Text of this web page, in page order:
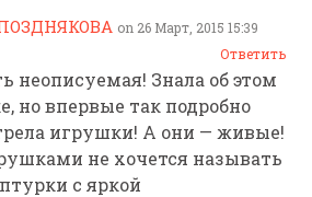
on 26 Март, 2015 15:39
Ответить
неописуемая! Знала об этом
но впервые так подробно
игрушки! А они — живые!
не хочется называть
с яркой